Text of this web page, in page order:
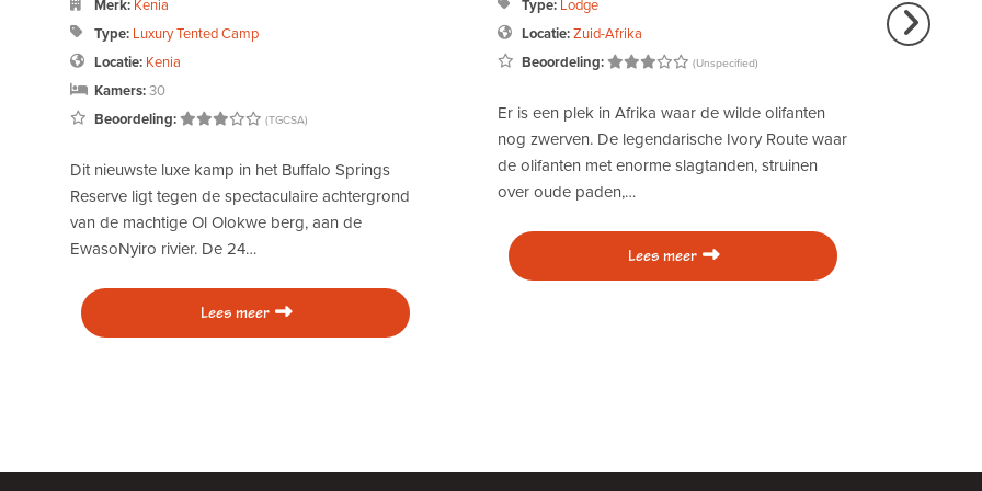
(Unspecified)
de wilde olifanten
struinen
Beoordeling: (Unspecified)
Geniet van de persoonlijke service in The Potting
Shed, een leuk guesthouse waarvan de
managers Annamarie en David tevens eigenaar
zijn. The Potting Shed ligt in…
Lees meer
Type:Apartment / Villa
Beoordeling:
Liquid Adventure Beachfront Cabins liggen
en niet-duikers zullen genieten van deze
gezellige accommodatie met een
uitzicht op de…